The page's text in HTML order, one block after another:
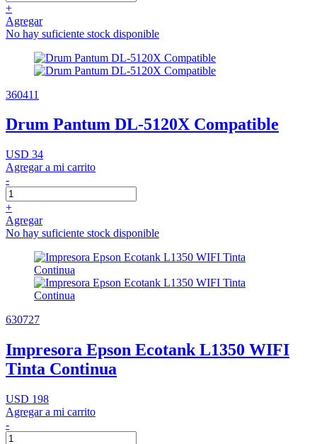
+
Agregar
No hay suficiente stock disponible
360411
Drum Pantum DL-5120X Compatible
USD 34
Agregar a mi carrito
-
+
Agregar
No hay suficiente stock disponible
630727
Impresora Epson Ecotank L1350 WIFI
Tinta Continua
USD 198
Agregar a mi carrito
-